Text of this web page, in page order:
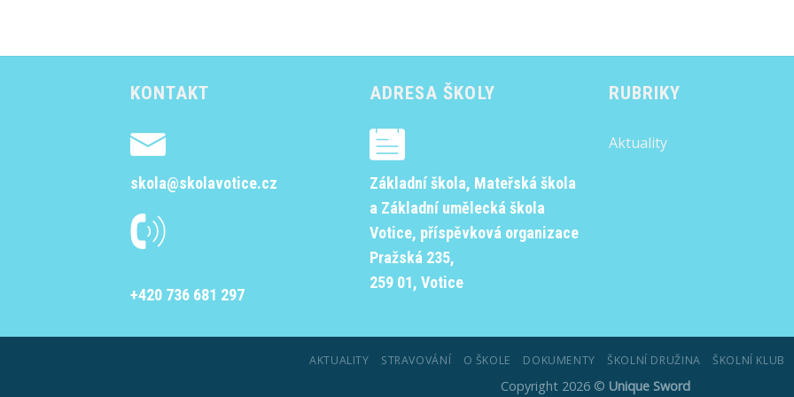
KONTAKT
skola@skolavotice.cz
+420 736 681 297
ADRESA ŠKOLY
Základní škola, Mateřská škola
a Základní umělecká škola
Votice, příspěvková organizace
Pražská 235,
259 01, Votice
RUBRIKY
Aktuality
AKTUALITY STRAVOVÁNÍ O ŠKOLE DOKUMENTY ŠKOLNÍ DRUŽINA ŠKOLNÍ KLUB
Copyright 2026 © Unique Sword